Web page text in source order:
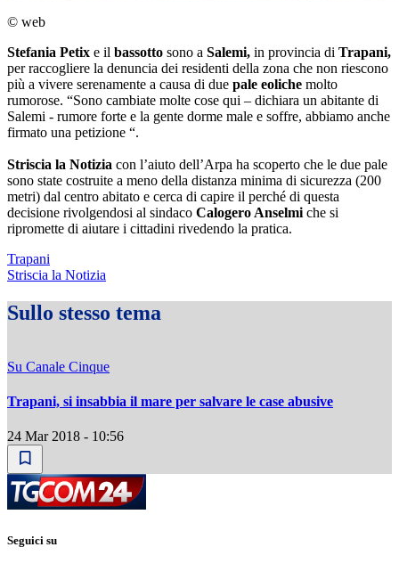
© web
Stefania Petix e il bassotto sono a Salemi, in provincia di Trapani,
per raccogliere la denuncia dei residenti della zona che non riescono
più a vivere serenamente a causa di due pale eoliche molto
rumorose. “Sono cambiate molte cose qui – dichiara un abitante di
Salemi - rumore forte e la gente dorme male e soffre, abbiamo anche
firmato una petizione “.
Striscia la Notizia con l’aiuto dell’Arpa ha scoperto che le due pale
sono state costruite a meno della distanza minima di sicurezza (200
metri) dal centro abitato e cerca di capire il perché di questa
decisione rivolgendosi al sindaco Calogero Anselmi che si
ripromette di aiutare i cittadini rivedendo la pratica.
Trapani
Striscia la Notizia
Sullo stesso tema
Su Canale Cinque
Trapani, si insabbia il mare per salvare le case abusive
24 Mar 2018 - 10:56
Seguici su